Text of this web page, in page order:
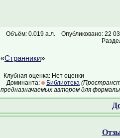
Объём: 0.019 а.л.
Опубликовано: 22
«Странники»
Клубная оценка: Нет оценки
Доминанта:
Библиотека
предназначаемых автором для